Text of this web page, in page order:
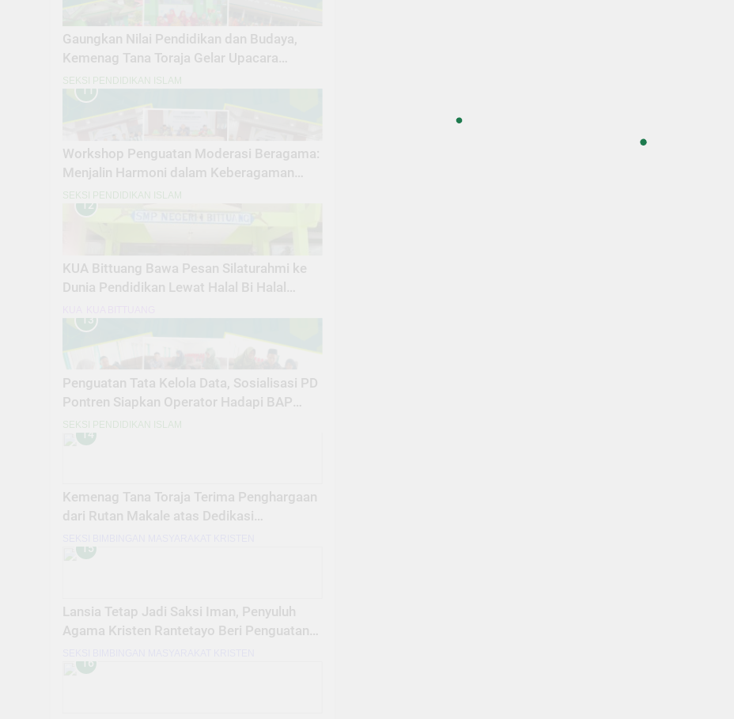
Gaungkan Nilai Pendidikan dan Budaya,
Kemenag Tana Toraja Gelar Upacara
Hardiknas 2026 Serentak
SEKSI PENDIDIKAN ISLAM
11
Workshop Penguatan Moderasi Beragama:
Menjalin Harmoni dalam Keberagaman
untuk Memperkuat Kebangsaan
SEKSI PENDIDIKAN ISLAM
12
KUA Bittuang Bawa Pesan Silaturahmi ke
Dunia Pendidikan Lewat Halal Bi Halal
13
Penguatan Tata Kelola Data, Sosialisasi PD
Pontren Siapkan Operator Hadapi BAP
EMIS
SEKSI PENDIDIKAN ISLAM
14
Kemenag Tana Toraja Terima Penghargaan
dari Rutan Makale atas Dedikasi
15
Lansia Tetap Jadi Saksi Iman, Penyuluh
Agama Kristen Rantetayo Beri Penguatan
16